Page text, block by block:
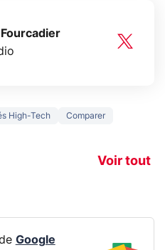
High-Tech Comparer
Voir tout
5
prochaine
Google